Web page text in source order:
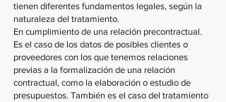
tienen diferentes fundamentos legales, según la
naturaleza del tratamiento.
En cumplimiento de una relación precontractual.
Es el caso de los datos de posibles clientes o
proveedores con los que tenemos relaciones
previas a la formalización de una relación
contractual, como la elaboración o estudio de
presupuestos. También es el caso del tratamiento